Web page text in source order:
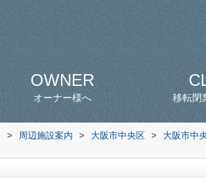
OWNER
オーナー様へ 移転閉
> 周辺施設案内 > 大阪市中央区 > 大阪市中